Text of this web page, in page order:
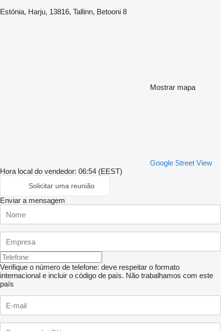
Estónia, Harju, 13816, Tallinn, Betooni 8
Mostrar mapa
Google Street View
Hora local do vendedor: 06:54 (EEST)
Solicitar uma reunião
Enviar a mensagem
Verifique o número de telefone: deve respeitar o formato
internacional e incluir o código de país. Não trabalhamos com este
país